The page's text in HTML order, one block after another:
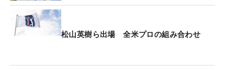
ック」を採用。去年はヘッドが同じでもネック違い
やグリップの形状違いなど、微妙に変化を加えてコ
ロコロ替えていた。松山英樹ら出場 全米プロの組み合わせ